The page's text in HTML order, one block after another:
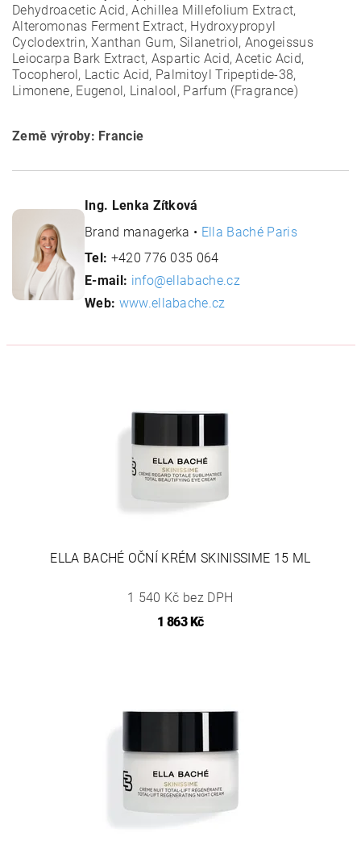
Dehydroacetic Acid, Achillea Millefolium Extract,
Alteromonas Ferment Extract, Hydroxypropyl
Cyclodextrin, Xanthan Gum, Silanetriol, Anogeissus
Leiocarpa Bark Extract, Aspartic Acid, Acetic Acid,
Tocopherol, Lactic Acid, Palmitoyl Tripeptide-38,
Limonene, Eugenol, Linalool, Parfum (Fragrance)
Země výroby: Francie
Ing. Lenka Zítková
Brand managerka • Ella Baché Paris
Tel: +420 776 035 064
E-mail: info@ellabache.cz
Web: www.ellabache.cz
ELLA BACHÉ OČNÍ KRÉM SKINISSIME 15 ML
1 540 Kč bez DPH
1 863 Kč